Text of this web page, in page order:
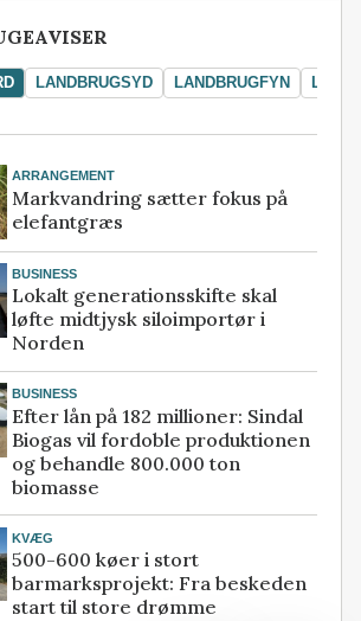
LANDBRUGSYD LANDBRUGFYN
ARRANGEMENT
Markvandring sætter fokus på
elefantgræs
BUSINESS
Lokalt generationsskifte skal
løfte midtjysk siloimportør i
Norden
BUSINESS
Efter lån på 182 millioner: Sindal
Biogas vil fordoble produktionen
og behandle 800.000 ton
biomasse
KVÆG
500-600 køer i stort
barmarksprojekt: Fra beskeden
start til store drømme